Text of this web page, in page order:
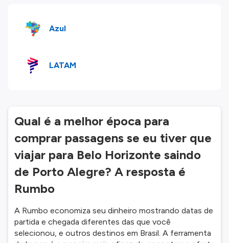
Azul
LATAM
Qual é a melhor época para
comprar passagens se eu tiver que
viajar para Belo Horizonte saindo
de Porto Alegre? A resposta é
Rumbo
A Rumbo economiza seu dinheiro mostrando datas de
partida e chegada diferentes das que você
selecionou, e outros destinos em Brasil. A ferramenta